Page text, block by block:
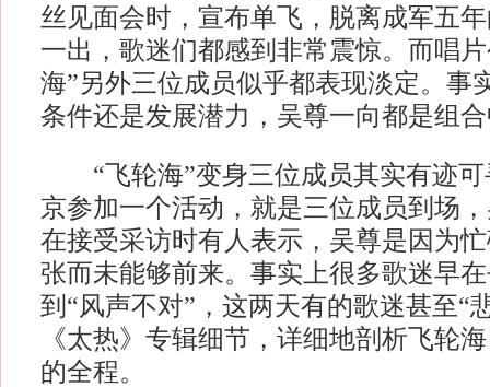
丝见面会时，宣布单飞，脱离成军五
一出，歌迷们都感到非常震惊。而唱
海”另外三位成员似乎都表现淡定。事
条件还是发展潜力，吴尊一向都是组
“飞轮海”变身三位成员其实有迹可
京参加一个活动，就是三位成员到场
在接受采访时有人表示，吴尊是因为
张而未能够前来。事实上很多歌迷早
到“风声不对”，这两天有的歌迷甚至“
《太热》专辑细节，详细地剖析飞轮
的全程。